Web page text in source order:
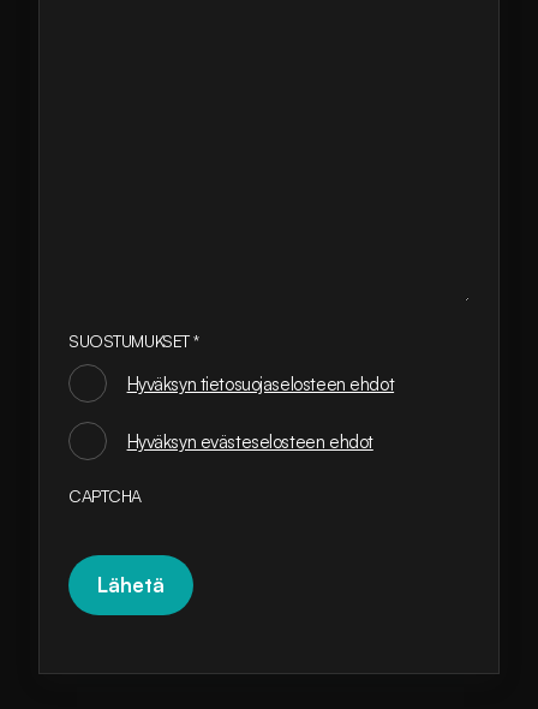
SUOSTUMUKSET *
Hyväksyn tietosuojaselosteen ehdot
SUOSTUMUKSET
*
Hyväksyn evästeselosteen ehdot
CAPTCHA